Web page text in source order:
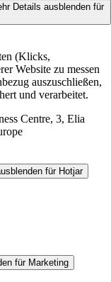
Details ausblendenfür
(Klicks,
Website zu messen
auszuschließen,
und verarbeitet.
Centre, 3, Elia
für Hotjar
für Marketing